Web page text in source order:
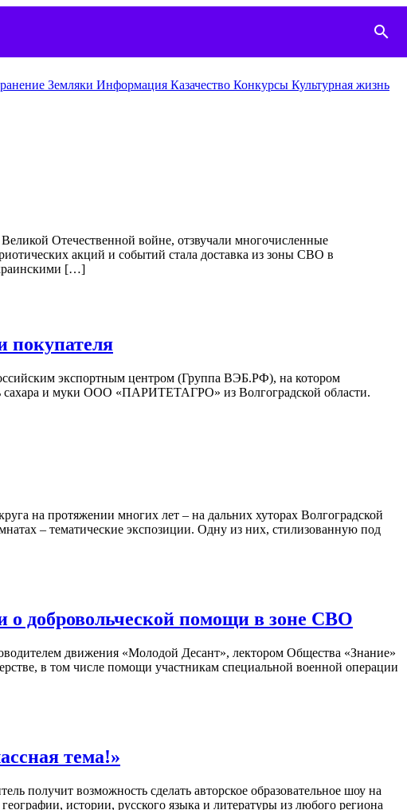
search
Земляки Информация Казачество Конкурcы Культурная жизнь
Отечественной войне, отзвучали многочисленные
акций и событий стала доставка из зоны СВО в
[…]
покупателя
экспортным центром (Группа ВЭБ.РФ), на котором
сахара и муки ООО «ПАРИТЕТАГРО» из Волгоградской области.
на протяжении многих лет – на дальних хуторах Волгоградской
– тематические экспозиции. Одну из них, стилизованную под
о добровольческой помощи в зоне СВО
движения «Молодой Десант», лектором Общества «Знание»
в том числе помощи участникам специальной военной операции
тема!»
получит возможность сделать авторское образовательное шоу на
истории, русского языка и литературы из любого региона